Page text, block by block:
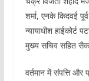
शर्मा, एनके किदवई
न्यायाधीश हाईकोर्ट
मुख्य सचिव सहित
वर्तमान में संपत्ति